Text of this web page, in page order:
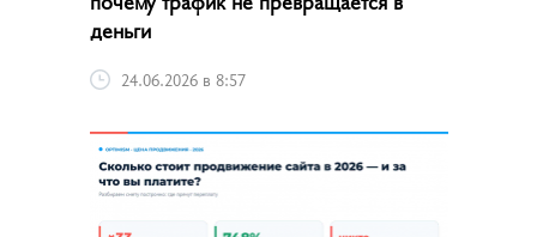
деньги
24.06.2026 в 8:57